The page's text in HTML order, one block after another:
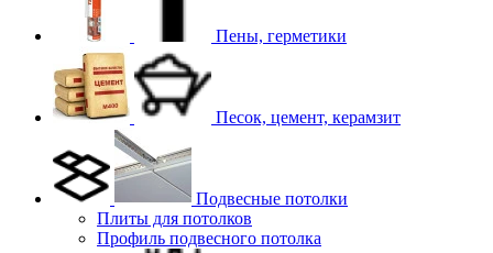
Пены, герметики
Песок, цемент, керамзит
Подвесные потолки
Плиты для потолков
Профиль подвесного потолка